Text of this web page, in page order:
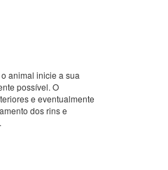
animal inicie a sua
possível. O
e eventualmente
dos rins e